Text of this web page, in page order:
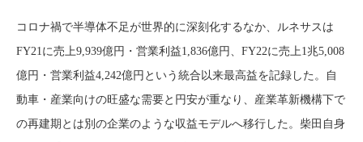
コロナ禍で半導体不足が世界的に深刻化するなか、ルネサスは
FY21に売上9,939億円・営業利益1,836億円、FY22に売上1兆5,008
億円・営業利益4,242億円という統合以来最高益を記録した。自
動車・産業向けの旺盛な需要と円安が重なり、産業革新機構下で
の再建期とは別の企業のような収益モデルへ移行した。柴田自身